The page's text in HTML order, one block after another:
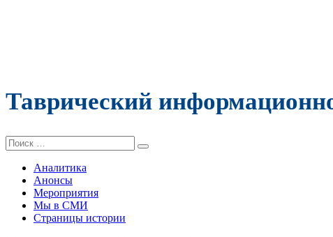
Таврический
Поиск:
Аналитика
Анонсы
Мероприятия
Мы в СМИ
Страницы истории